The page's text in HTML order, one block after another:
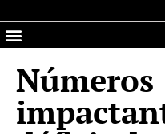
Números